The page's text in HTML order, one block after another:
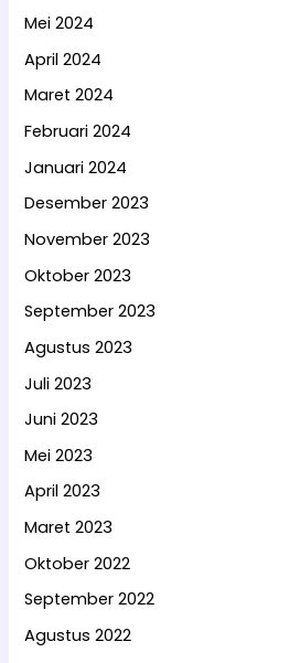
Mei 2024
April 2024
Maret 2024
Februari 2024
Januari 2024
Desember 2023
November 2023
Oktober 2023
September 2023
Agustus 2023
Juli 2023
Juni 2023
Mei 2023
April 2023
Maret 2023
Oktober 2022
September 2022
Agustus 2022